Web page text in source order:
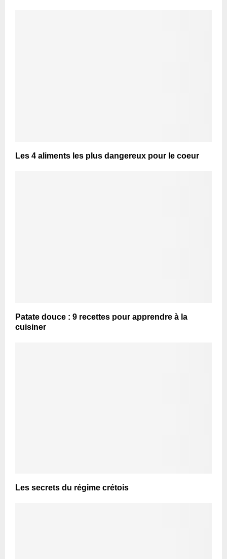
Les 4 aliments les plus dangereux pour le coeur
Patate douce : 9 recettes pour apprendre à la
cuisiner
Les secrets du régime crétois